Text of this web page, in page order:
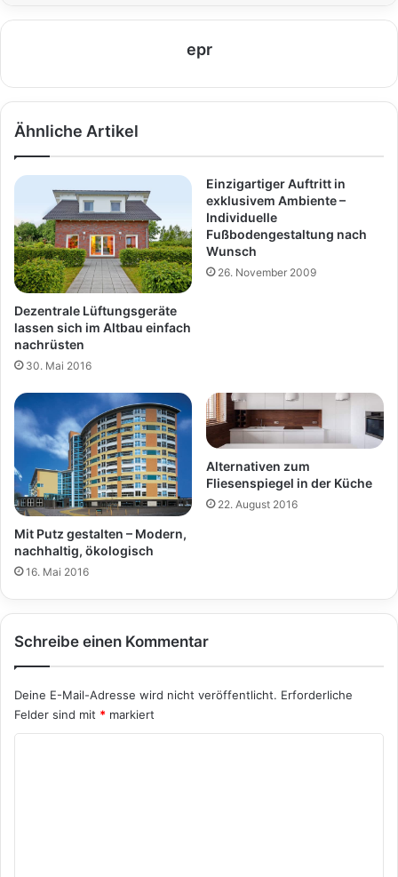
epr
Ähnliche Artikel
Dezentrale Lüftungsgeräte
lassen sich im Altbau einfach
nachrüsten
30. Mai 2016
Einzigartiger Auftritt in
exklusivem Ambiente –
Individuelle
Fußbodengestaltung nach
Wunsch
26. November 2009
Mit Putz gestalten – Modern,
nachhaltig, ökologisch
16. Mai 2016
Alternativen zum
Fliesenspiegel in der Küche
22. August 2016
Schreibe einen Kommentar
Deine E-Mail-Adresse wird nicht veröffentlicht. Erforderliche
Felder sind mit * markiert